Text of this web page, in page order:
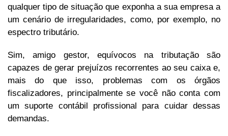
qualquer tipo de situação que exponha a sua empresa a
um cenário de irregularidades, como, por exemplo, no
espectro tributário.
Sim, amigo gestor, equívocos na tributação são
capazes de gerar prejuízos recorrentes ao seu caixa e,
mais do que isso, problemas com os órgãos
fiscalizadores, principalmente se você não conta com
um suporte contábil profissional para cuidar dessas
demandas.